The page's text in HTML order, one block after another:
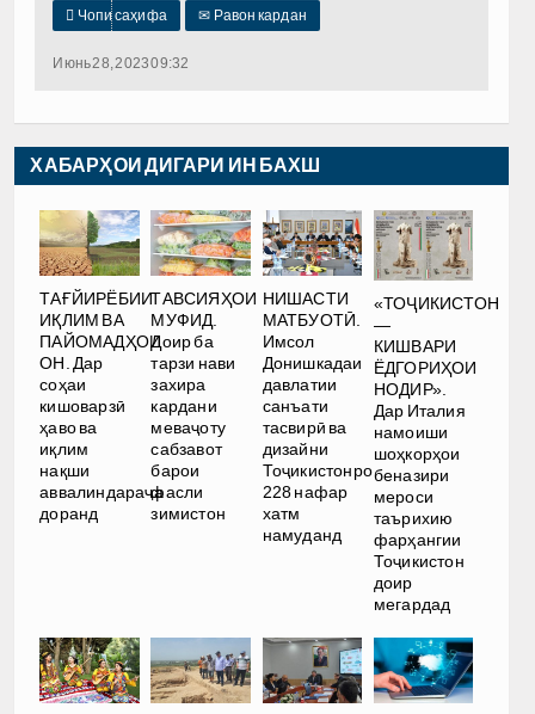
 Чопи саҳифа ✉ Равон кардан
Июнь 28, 2023 09:32
ХАБАРҲОИ ДИГАРИ ИН БАХШ
ТАҒЙИРЁБИИ
ИҚЛИМ ВА
ПАЙОМАДҲОИ
ОН. Дар
соҳаи
кишоварзӣ
ҳаво ва
иқлим
нақши
аввалиндараҷа
доранд
ТАВСИЯҲОИ
МУФИД.
Доир ба
тарзи нави
захира
кардани
меваҷоту
сабзавот
барои
фасли
зимистон
НИШАСТИ
МАТБУОТӢ.
Имсол
Донишкадаи
давлатии
санъати
тасвирӣ ва
дизайни
Тоҷикистонро
228 нафар
хатм
намуданд
«ТОҶИКИСТОН
—
КИШВАРИ
ЁДГОРИҲОИ
НОДИР».
Дар Италия
намоиши
шоҳкорҳои
беназири
мероси
таърихию
фарҳангии
Тоҷикистон
доир
мегардад